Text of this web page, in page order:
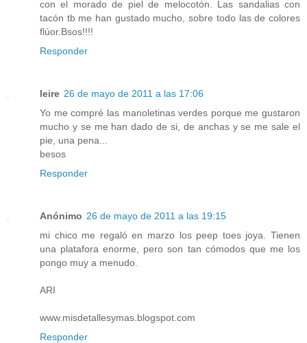
con el morado de piel de melocotón. Las sandalias con
tacón tb me han gustado mucho, sobre todo las de colores
flúor.Bsos!!!!
Responder
leire 26 de mayo de 2011 a las 17:06
Yo me compré las manoletinas verdes porque me gustaron
mucho y se me han dado de si, de anchas y se me sale el
pie, una pena...
besos
Responder
Anónimo 26 de mayo de 2011 a las 19:15
mi chico me regaló en marzo los peep toes joya. Tienen
una platafora enorme, pero son tan cómodos que me los
pongo muy a menudo.
ARI
www.misdetallesymas.blogspot.com
Responder